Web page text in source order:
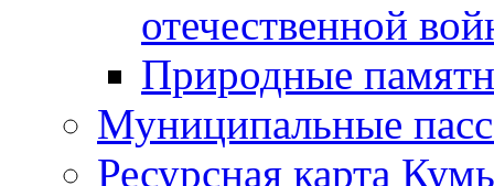
отечественной
Природные
Муниципальные
Ресурсная карта